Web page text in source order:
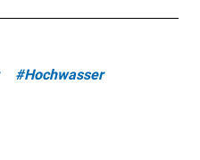
#Hochwasser